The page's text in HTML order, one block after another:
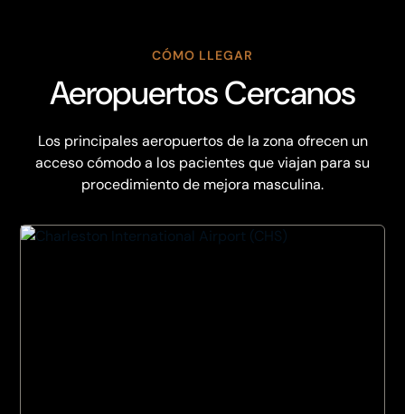
CÓMO LLEGAR
Aeropuertos Cercanos
Los principales aeropuertos de la zona ofrecen un
acceso cómodo a los pacientes que viajan para su
procedimiento de mejora masculina.